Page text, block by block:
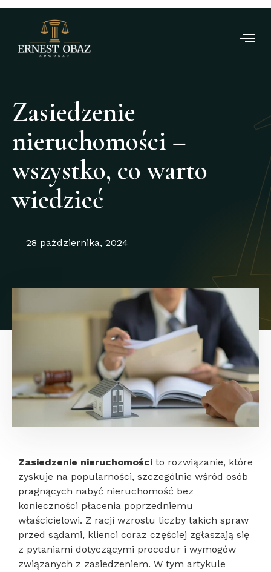
Zasiedzenie
nieruchomości –
wszystko, co warto
wiedzieć
28 października, 2024
Zasiedzenie nieruchomości to rozwiązanie, które
zyskuje na popularności, szczególnie wśród osób
pragnących nabyć nieruchomość bez
konieczności płacenia poprzedniemu
właścicielowi. Z racji wzrostu liczby takich spraw
przed sądami, klienci coraz częściej zgłaszają się
z pytaniami dotyczącymi procedur i wymogów
związanych z zasiedzeniem. W tym artykule